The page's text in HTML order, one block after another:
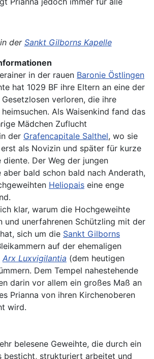
der Sankt Gilborns Kapelle
in der rauen Baronie Östlingen
hat 1029 BF ihre Eltern an eine der
verloren, die ihre
Als Waisenkind fand das
Mädchen Zuflucht
in der Grafencapitale Salthel, wo sie
als Novizin und später für kurze
diente. Der Weg der jungen
aber bald schon bald nach Anderath,
Heliopais eine enge
klar, warum die Hochgeweihte
und unerfahrenen Schützling mit der
sich um die Sankt Gilborns
auf der ehemaligen
Arx Luxvigilantia (dem heutigen
Dem Tempel nahestehende
darin vor allem ein großes Maß an
Prianna von ihren Kirchenoberen
wird.
belesene Geweihte, die durch ein
besticht, strukturiert arbeitet und